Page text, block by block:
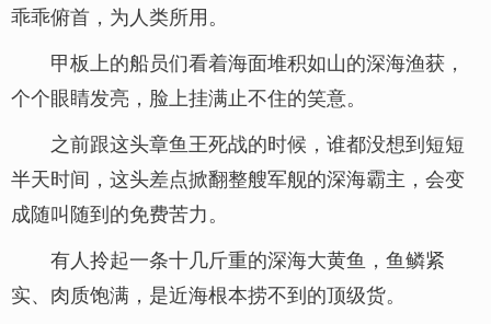
乖乖俯首，为人类所用。
甲板上的船员们看着海面堆积如山的深海渔获，
个个眼睛发亮，脸上挂满止不住的笑意。
之前跟这头章鱼王死战的时候，谁都没想到短短
半天时间，这头差点掀翻整艘军舰的深海霸主，会变
成随叫随到的免费苦力。
有人拎起一条十几斤重的深海大黄鱼，鱼鳞紧
实、肉质饱满，是近海根本捞不到的顶级货。